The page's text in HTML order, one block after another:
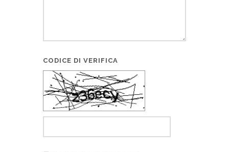
CODICE DI VERIFICA